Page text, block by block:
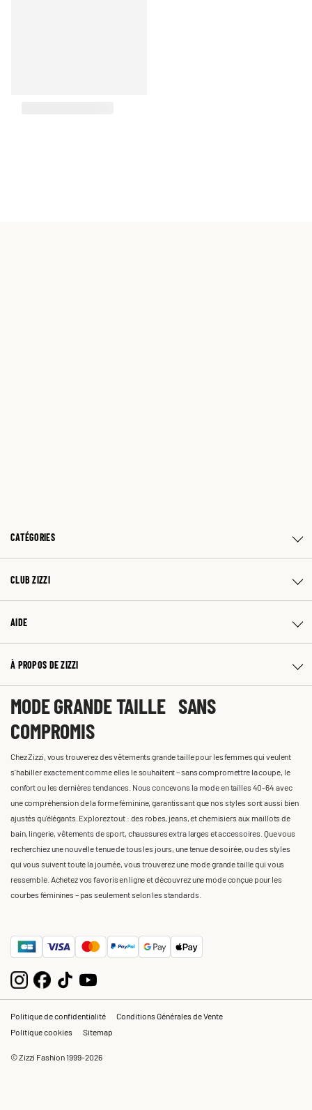
CATÉGORIES
CLUB ZIZZI
AIDE
À PROPOS DE ZIZZI
MODE GRANDE TAILLE SANS
COMPROMIS
Chez Zizzi, vous trouverez des vêtements grande taille pour les femmes qui veulent
s'habiller exactement comme elles le souhaitent – sans compromettre la coupe, le
confort ou les dernières tendances. Nous concevons la mode en tailles 40-64 avec
une compréhension de la forme féminine, garantissant que nos styles sont aussi bien
ajustés qu'élégants. Explorez tout : des robes, jeans, et chemisiers aux maillots de
bain, lingerie, vêtements de sport, chaussures extra larges et accessoires. Que vous
recherchiez une nouvelle tenue de tous les jours, une tenue de soirée, ou des styles
qui vous suivent toute la journée, vous trouverez une mode grande taille qui vous
ressemble. Achetez vos favoris en ligne et découvrez une mode conçue pour les
courbes féminines – pas seulement selon les standards.
Politique de confidentialité
Conditions Générales de Vente
Politique cookies
Sitemap
© Zizzi Fashion 1999-2026